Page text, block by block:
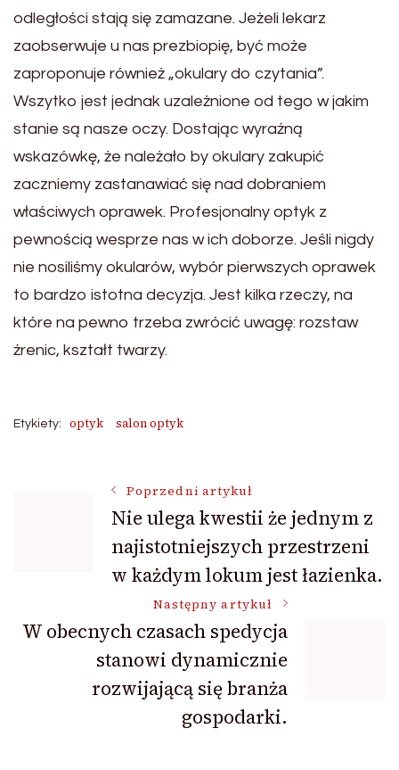
odległości stają się zamazane. Jeżeli lekarz
zaobserwuje u nas prezbiopię, być może
zaproponuje również „okulary do czytania”.
Wszytko jest jednak uzależnione od tego w jakim
stanie są nasze oczy. Dostając wyraźną
wskazówkę, że należało by okulary zakupić
zaczniemy zastanawiać się nad dobraniem
właściwych oprawek. Profesjonalny optyk z
pewnością wesprze nas w ich doborze. Jeśli nigdy
nie nosiliśmy okularów, wybór pierwszych oprawek
to bardzo istotna decyzja. Jest kilka rzeczy, na
które na pewno trzeba zwrócić uwagę: rozstaw
źrenic, kształt twarzy.
Etykiety: optyk salon optyk
Nawigacja
wpisu
Poprzedni artykuł
Nie ulega kwestii że jednym z
najistotniejszych przestrzeni
w każdym lokum jest łazienka.
Następny artykuł
W obecnych czasach spedycja
stanowi dynamicznie
rozwijającą się branża
gospodarki.